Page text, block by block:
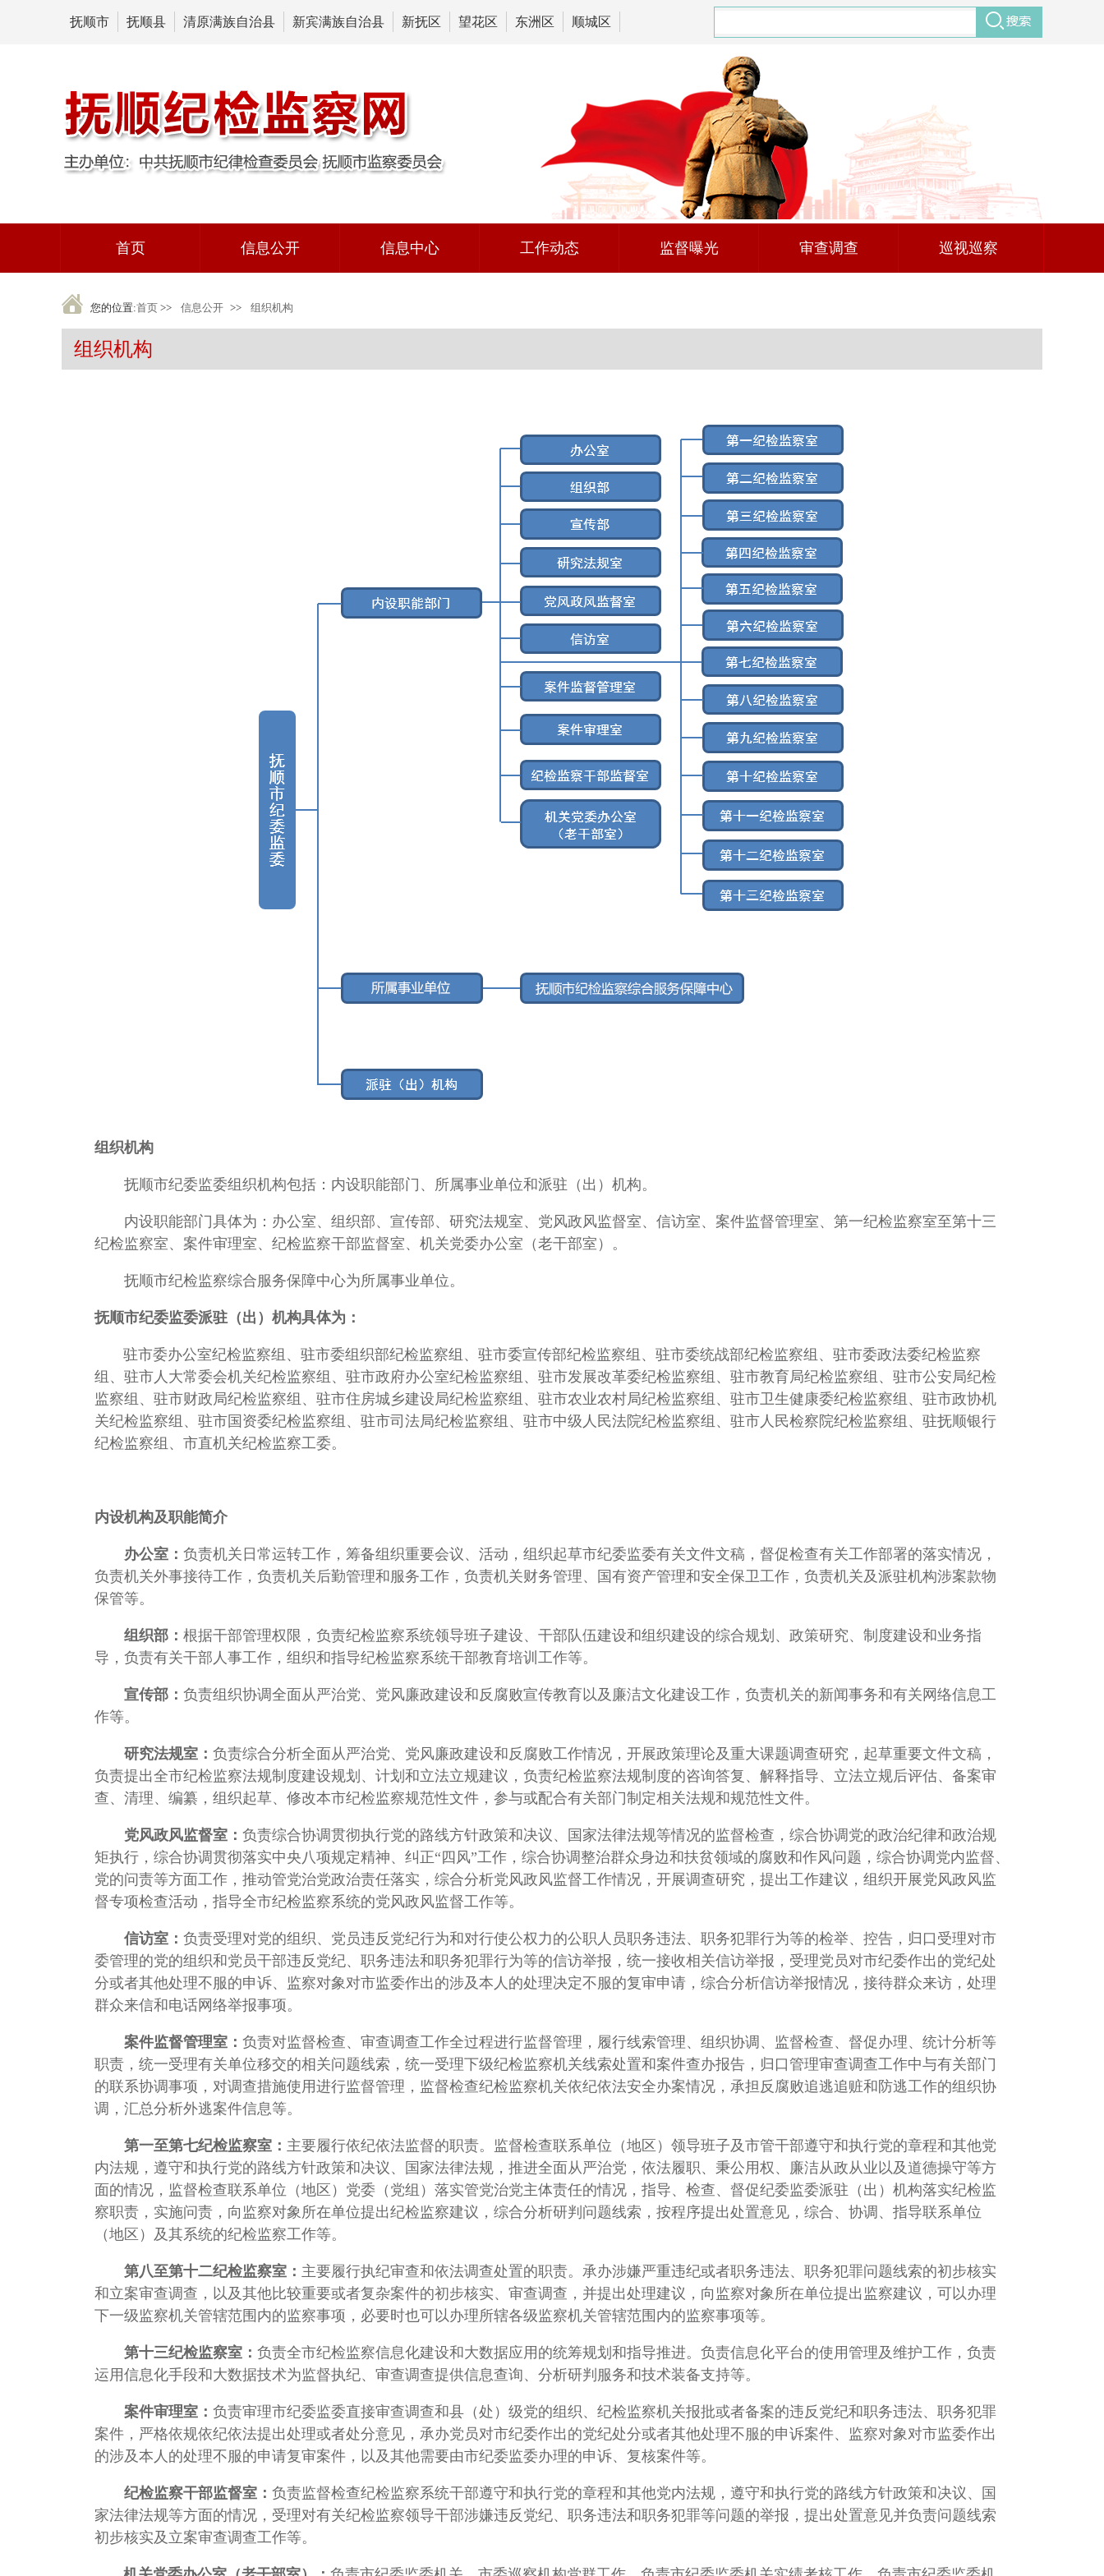
抚顺市 抚顺县 清原满族自治县 新宾满族自治县 新抚区 望花区 东洲区 顺城区
首页 信息公开 信息中心 工作动态 监督曝光 审查调查 巡视巡察
您的位置:首页 >> 信息公开 >> 组织机构
组织机构
组织机构
抚顺市纪委监委组织机构包括：内设职能部门、所属事业单位和派驻（出）机构。
内设职能部门具体为：办公室、组织部、宣传部、研究法规室、党风政风监督室、信访室、案件监督管理室、第一纪检监察室至第十三
纪检监察室、案件审理室、纪检监察干部监督室、机关党委办公室（老干部室）。
抚顺市纪检监察综合服务保障中心为所属事业单位。
抚顺市纪委监委派驻（出）机构具体为：
驻市委办公室纪检监察组、驻市委组织部纪检监察组、驻市委宣传部纪检监察组、驻市委统战部纪检监察组、驻市委政法委纪检监察
组、驻市人大常委会机关纪检监察组、驻市政府办公室纪检监察组、驻市发展改革委纪检监察组、驻市教育局纪检监察组、驻市公安局纪检
监察组、驻市财政局纪检监察组、驻市住房城乡建设局纪检监察组、驻市农业农村局纪检监察组、驻市卫生健康委纪检监察组、驻市政协机
关纪检监察组、驻市国资委纪检监察组、驻市司法局纪检监察组、驻市中级人民法院纪检监察组、驻市人民检察院纪检监察组、驻抚顺银行
纪检监察组、市直机关纪检监察工委。
内设机构及职能简介
办公室： 负责机关日常运转工作，筹备组织重要会议、活动，组织起草市纪委监委有关文件文稿，督促检查有关工作部署的落实情况，
负责机关外事接待工作，负责机关后勤管理和服务工作，负责机关财务管理、国有资产管理和安全保卫工作，负责机关及派驻机构涉案款物
保管等。
组织部： 根据干部管理权限，负责纪检监察系统领导班子建设、干部队伍建设和组织建设的综合规划、政策研究、制度建设和业务指
导，负责有关干部人事工作，组织和指导纪检监察系统干部教育培训工作等。
宣传部： 负责组织协调全面从严治党、党风廉政建设和反腐败宣传教育以及廉洁文化建设工作，负责机关的新闻事务和有关网络信息工
作等。
研究法规室： 负责综合分析全面从严治党、党风廉政建设和反腐败工作情况，开展政策理论及重大课题调查研究，起草重要文件文稿，
负责提出全市纪检监察法规制度建设规划、计划和立法立规建议，负责纪检监察法规制度的咨询答复、解释指导、立法立规后评估、备案审
查、清理、编纂，组织起草、修改本市纪检监察规范性文件，参与或配合有关部门制定相关法规和规范性文件。
党风政风监督室： 负责综合协调贯彻执行党的路线方针政策和决议、国家法律法规等情况的监督检查，综合协调党的政治纪律和政治规
矩执行，综合协调贯彻落实中央八项规定精神、纠正“四风”工作，综合协调整治群众身边和扶贫领域的腐败和作风问题，综合协调党内监督、
党的问责等方面工作，推动管党治党政治责任落实，综合分析党风政风监督工作情况，开展调查研究，提出工作建议，组织开展党风政风监
督专项检查活动，指导全市纪检监察系统的党风政风监督工作等。
信访室： 负责受理对党的组织、党员违反党纪行为和对行使公权力的公职人员职务违法、职务犯罪行为等的检举、控告，归口受理对市
委管理的党的组织和党员干部违反党纪、职务违法和职务犯罪行为等的信访举报，统一接收相关信访举报，受理党员对市纪委作出的党纪处
分或者其他处理不服的申诉、监察对象对市监委作出的涉及本人的处理决定不服的复审申请，综合分析信访举报情况，接待群众来访，处理
群众来信和电话网络举报事项。
案件监督管理室： 负责对监督检查、审查调查工作全过程进行监督管理，履行线索管理、组织协调、监督检查、督促办理、统计分析等
职责，统一受理有关单位移交的相关问题线索，统一受理下级纪检监察机关线索处置和案件查办报告，归口管理审查调查工作中与有关部门
的联系协调事项，对调查措施使用进行监督管理，监督检查纪检监察机关依纪依法安全办案情况，承担反腐败追逃追赃和防逃工作的组织协
调，汇总分析外逃案件信息等。
第一至第七纪检监察室： 主要履行依纪依法监督的职责。监督检查联系单位（地区）领导班子及市管干部遵守和执行党的章程和其他党
内法规，遵守和执行党的路线方针政策和决议、国家法律法规，推进全面从严治党，依法履职、秉公用权、廉洁从政从业以及道德操守等方
面的情况，监督检查联系单位（地区）党委（党组）落实管党治党主体责任的情况，指导、检查、督促纪委监委派驻（出）机构落实纪检监
察职责，实施问责，向监察对象所在单位提出纪检监察建议，综合分析研判问题线索，按程序提出处置意见，综合、协调、指导联系单位
（地区）及其系统的纪检监察工作等。
第八至第十二纪检监察室： 主要履行执纪审查和依法调查处置的职责。承办涉嫌严重违纪或者职务违法、职务犯罪问题线索的初步核实
和立案审查调查，以及其他比较重要或者复杂案件的初步核实、审查调查，并提出处理建议，向监察对象所在单位提出监察建议，可以办理
下一级监察机关管辖范围内的监察事项，必要时也可以办理所辖各级监察机关管辖范围内的监察事项等。
第十三纪检监察室： 负责全市纪检监察信息化建设和大数据应用的统筹规划和指导推进。负责信息化平台的使用管理及维护工作，负责
运用信息化手段和大数据技术为监督执纪、审查调查提供信息查询、分析研判服务和技术装备支持等。
案件审理室： 负责审理市纪委监委直接审查调查和县（处）级党的组织、纪检监察机关报批或者备案的违反党纪和职务违法、职务犯罪
案件，严格依规依纪依法提出处理或者处分意见，承办党员对市纪委作出的党纪处分或者其他处理不服的申诉案件、监察对象对市监委作出
的涉及本人的处理不服的申请复审案件，以及其他需要由市纪委监委办理的申诉、复核案件等。
纪检监察干部监督室： 负责监督检查纪检监察系统干部遵守和执行党的章程和其他党内法规，遵守和执行党的路线方针政策和决议、国
家法律法规等方面的情况，受理对有关纪检监察领导干部涉嫌违反党纪、职务违法和职务犯罪等问题的举报，提出处置意见并负责问题线索
初步核实及立案审查调查工作等。